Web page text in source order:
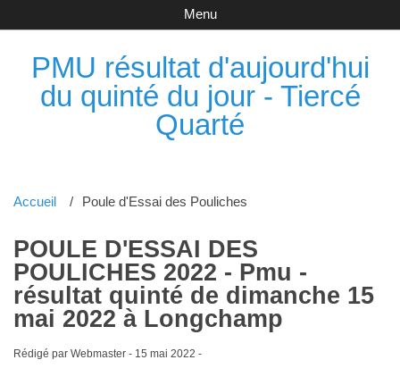
PMU résultat d'aujourd'hui
du quinté du jour - Tiercé
Quarté
Menu
Accueil Poule d'Essai des Pouliches
POULE D'ESSAI DES
POULICHES 2022 - Pmu -
résultat quinté de dimanche 15
mai 2022 à Longchamp
Rédigé par Webmaster - 15 mai 2022 -